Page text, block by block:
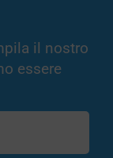
il nostro
essere